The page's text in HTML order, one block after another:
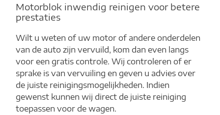
Motorblok inwendig reinigen voor betere
prestaties
Wilt u weten of uw motor of andere onderdelen
van de auto zijn vervuild, kom dan even langs
voor een gratis controle. Wij controleren of er
sprake is van vervuiling en geven u advies over
de juiste reinigingsmogelijkheden. Indien
gewenst kunnen wij direct de juiste reiniging
toepassen voor de wagen.